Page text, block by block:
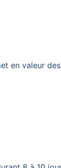
en valeur